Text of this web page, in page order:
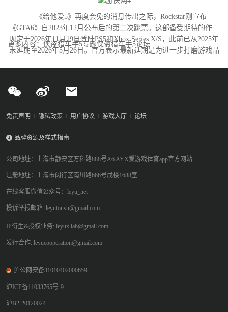
《给他爱5》再度会免的消息传出之际，Rockstar刚宣布
《GTA6》自2023年12月公布后的第二次跳票。这部备受期待的作品
现定于2026年11月19日登陆PS5和Xbox Series X/S，此前已从2025年
末延期至2026年5月26日。官方表示最新延期是为进一步打磨游戏品
更多内容：侠盗猎车手5专题侠盗猎车手5论坛
免责声明 隐私政策 用户协议 游戏大厅 论坛
品牌资源及样式指南
公司地址：上海市静安区万科路888号A6 AYX爱游戏体育app官方网站
注册地址：上海市闵行区南川路666号戊楼1688室
在线客服微信公众号：leyu_net
投诉举报邮箱: leyutousu@gmail.com
IP衍生&授权业务: leyux.lab@gmail.com
发行合作: leyucooperation@gmail.com
沪公网安备31010402000659
沪ICP备11033765号-9
沪B2-20120024